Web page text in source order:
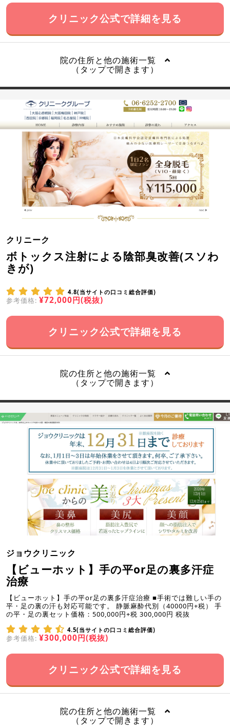
クリニック公式で詳細を見る
院の住所と他の施術一覧
（タップで開きます）
クリニーク
ボトックス注射による陰部臭改善(スソわ
きが)
4.8(当サイトの口コミ総合評価)
参考価格: ¥72,000円(税抜)
クリニック公式で詳細を見る
院の住所と他の施術一覧
（タップで開きます）
ジョウクリニック
【ビューホット】手の平or足の裏多汗症
治療
【ビューホット】手の平or足の裏多汗症治療 ■手術では難しい手の
平・足の裏の汗も対応可能です。 静脈麻酔代別（40000円+税） 手
の平・足の裏セット価格：500,000円+税 300,000円 税抜
4.5(当サイトの口コミ総合評価)
参考価格: ¥300,000円(税抜)
クリニック公式で詳細を見る
院の住所と他の施術一覧
（タップで開きます）